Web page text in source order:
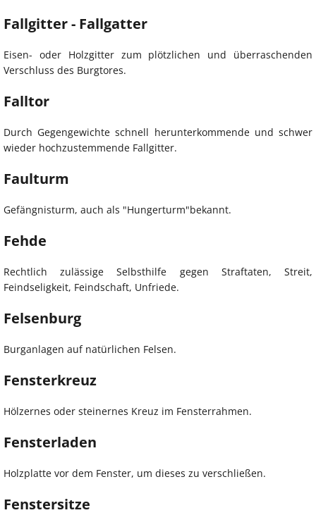
Fallgitter - Fallgatter
Eisen- oder Holzgitter zum plötzlichen und überraschenden
Verschluss des Burgtores.
Falltor
Durch Gegengewichte schnell herunterkommende und schwer
wieder hochzustemmende Fallgitter.
Faulturm
Gefängnisturm, auch als "Hungerturm"bekannt.
Fehde
Rechtlich zulässige Selbsthilfe gegen Straftaten, Streit,
Feindseligkeit, Feindschaft, Unfriede.
Felsenburg
Burganlagen auf natürlichen Felsen.
Fensterkreuz
Hölzernes oder steinernes Kreuz im Fensterrahmen.
Fensterladen
Holzplatte vor dem Fenster, um dieses zu verschließen.
Fenstersitze